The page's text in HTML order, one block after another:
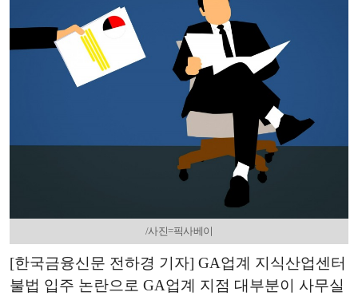
/사진=픽사베이
[한국금융신문 전하경 기자] GA업계 지식산업센터
불법 입주 논란으로 GA업계 지점 대부분이 사무실